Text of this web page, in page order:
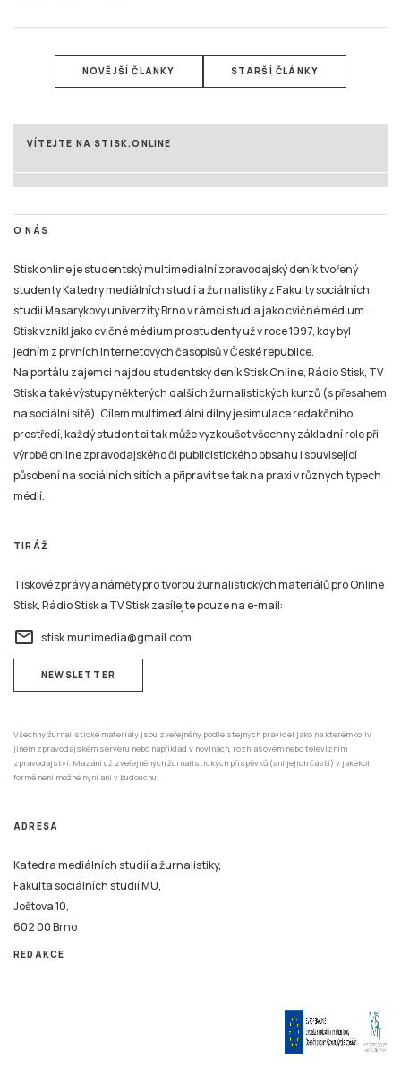
NOVĚJŠÍ ČLÁNKY STARŠÍ ČLÁNKY
VÍTEJTE NA STISK.ONLINE
O NÁS
Stisk online je studentský multimediální zpravodajský deník tvořený
studenty Katedry mediálních studií a žurnalistiky z Fakulty sociálních
studií Masarykovy univerzity Brno v rámci studia jako cvičné médium.
Stisk vznikl jako cvičné médium pro studenty už v roce 1997, kdy byl
jedním z prvních internetových časopisů v České republice.
Na portálu zájemci najdou studentský deník Stisk Online, Rádio Stisk, TV
Stisk a také výstupy některých dalších žurnalistických kurzů (s přesahem
na sociální sítě). Cílem multimediální dílny je simulace redakčního
prostředí, každý student si tak může vyzkoušet všechny základní role při
výrobě online zpravodajského či publicistického obsahu i související
působení na sociálních sítích a připravit se tak na praxi v různých typech
médií.
TIRÁŽ
Tiskové zprávy a náměty pro tvorbu žurnalistických materiálů pro Online
Stisk, Rádio Stisk a TV Stisk zasílejte pouze na e-mail:
email stisk.munimedia@gmail.com
NEWSLETTER
Všechny žurnalistické materiály jsou zveřejněny podle stejných pravidel jako na kterémkoliv
jiném zpravodajském serveru nebo například v novinách, rozhlasovém nebo televizním
zpravodajství. Mazání už zveřejněných žurnalistických příspěvků (ani jejich částí) v jakékoli
formě není možné nyní ani v budoucnu.
ADRESA
Katedra mediálních studií a žurnalistiky,
Fakulta sociálních studií MU,
Joštova 10,
602 00 Brno
REDAKCE